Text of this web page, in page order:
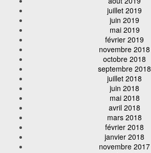
juillet 2019
juin 2019
mai 2019
février 2019
novembre 2018
octobre 2018
septembre 2018
juillet 2018
juin 2018
mai 2018
avril 2018
mars 2018
février 2018
janvier 2018
novembre 2017